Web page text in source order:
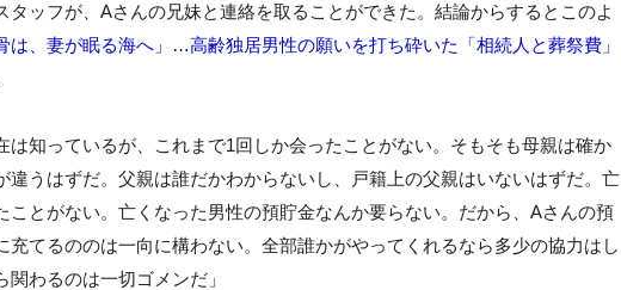
タッフが、Aさんの兄妹と連絡を取ることができた。結論からするとこのよ
は、妻が眠る海へ」…高齢独居男性の願いを打ち砕いた「相続人と葬祭費」
は知っているが、これまで1回しか会ったことがない。そもそも母親は確か
違うはずだ。父親は誰だかわからないし、戸籍上の父親はいないはずだ。亡
ことがない。亡くなった男性の預貯金なんか要らない。だから、Aさんの預
充てるののは一向に構わない。全部誰かがやってくれるなら多少の協力はし
わるのは一切ゴメンだ」